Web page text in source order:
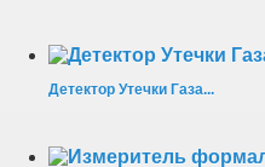
Детектор Утечки Газа...